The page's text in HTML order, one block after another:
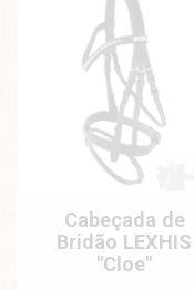
Cabeçada de
Bridão LEXHIS
"Cloe"